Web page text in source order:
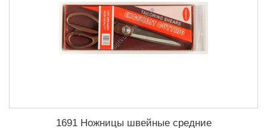
1691 Ножницы швейные средние